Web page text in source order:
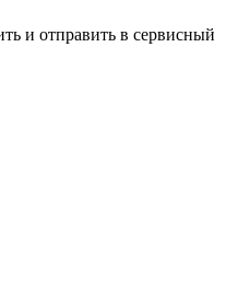
и отправить в сервисный